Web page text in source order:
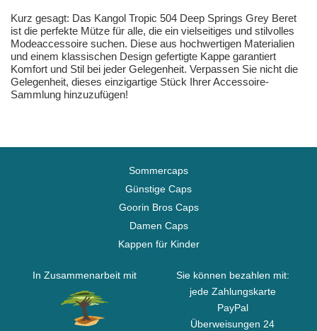
Kurz gesagt: Das Kangol Tropic 504 Deep Springs Grey Beret
ist die perfekte Mütze für alle, die ein vielseitiges und stilvolles
Modeaccessoire suchen. Diese aus hochwertigen Materialien
und einem klassischen Design gefertigte Kappe garantiert
Komfort und Stil bei jeder Gelegenheit. Verpassen Sie nicht die
Gelegenheit, dieses einzigartige Stück Ihrer Accessoire-
Sammlung hinzuzufügen!
Sommercaps
Günstige Caps
Goorin Bros Caps
Damen Caps
Kappen für Kinder
In Zusammenarbeit mit
Sie können bezahlen mit:
jede Zahlungskarte
PayPal
Überweisungen 24